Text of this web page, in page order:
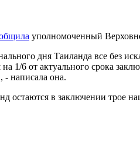
уполномоченный
дня Таиланда все без
6 от актуального срока
- написала она.
остаются в заключении трое